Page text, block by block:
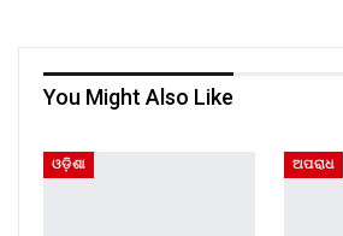
You Might Also Like
ଓଡ଼ିଶା ଅପରାଧ